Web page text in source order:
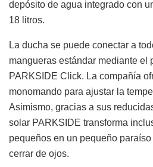
depósito de agua integrado con
18 litros.
La ducha se puede conectar a
mangueras estándar mediante el
PARKSIDE Click. La compañía
monomando para ajustar la
Asimismo, gracias a sus
solar PARKSIDE transforma
pequeños en un pequeño
cerrar de ojos.